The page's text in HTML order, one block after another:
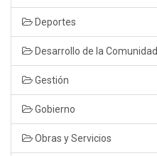
Deportes
Desarrollo de la Comunidad
Gestión
Gobierno
Obras y Servicios